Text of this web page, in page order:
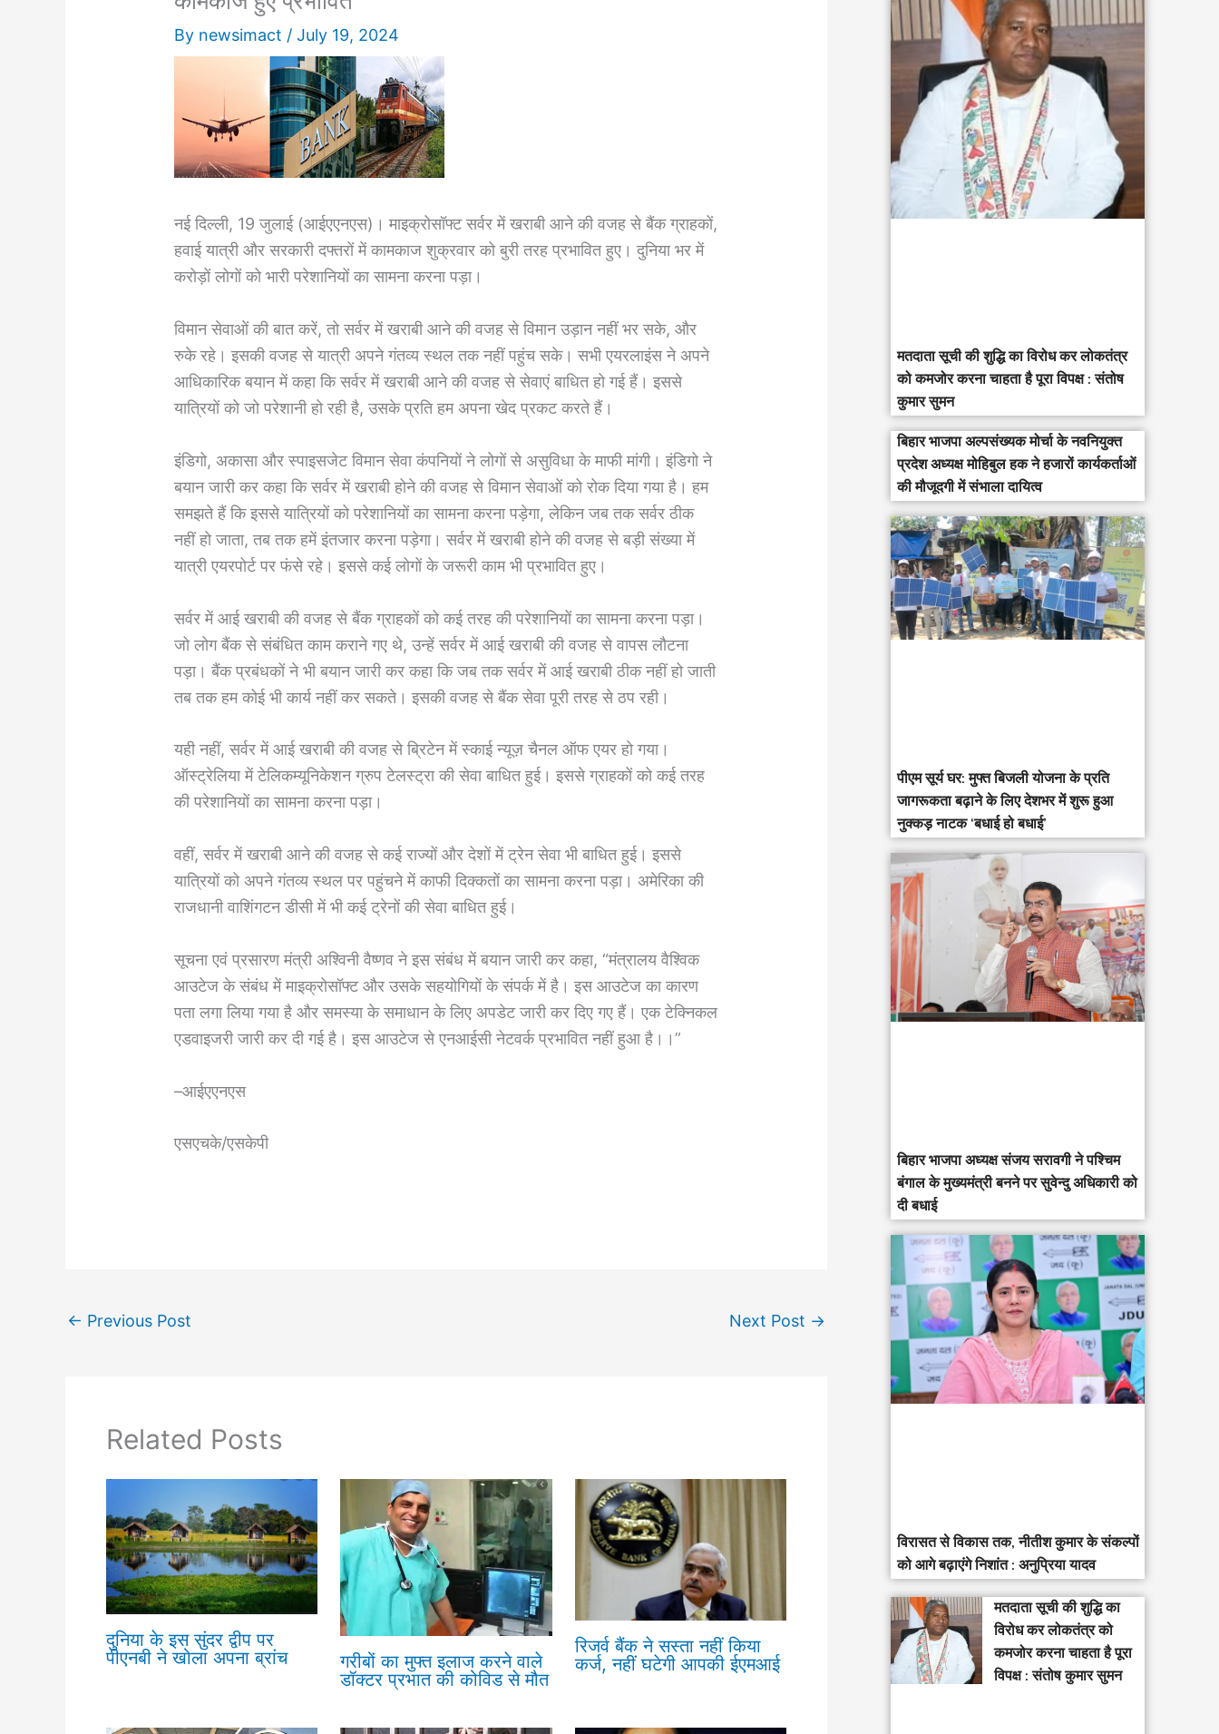
By newsimact /July 19, 2024
नई दिल्ली, 19 जुलाई (आईएएनएस)। माइक्रोसॉफ्ट सर्वर में खराबी आने की वजह से बैंक ग्राहकों,
हवाई यात्री और सरकारी दफ्तरों में कामकाज शुक्रवार को बुरी तरह प्रभावित हुए। दुनिया भर में
करोड़ों लोगों को भारी परेशानियों का सामना करना पड़ा।
विमान सेवाओं की बात करें, तो सर्वर में खराबी आने की वजह से विमान उड़ान नहीं भर सके, और
रुके रहे। इसकी वजह से यात्री अपने गंतव्य स्थल तक नहीं पहुंच सके। सभी एयरलाइंस ने अपने
आधिकारिक बयान में कहा कि सर्वर में खराबी आने की वजह से सेवाएं बाधित हो गई हैं। इससे
यात्रियों को जो परेशानी हो रही है, उसके प्रति हम अपना खेद प्रकट करते हैं।
इंडिगो, अकासा और स्पाइसजेट विमान सेवा कंपनियों ने लोगों से असुविधा के माफी मांगी। इंडिगो ने
बयान जारी कर कहा कि सर्वर में खराबी होने की वजह से विमान सेवाओं को रोक दिया गया है। हम
समझते हैं कि इससे यात्रियों को परेशानियों का सामना करना पड़ेगा, लेकिन जब तक सर्वर ठीक
नहीं हो जाता, तब तक हमें इंतजार करना पड़ेगा। सर्वर में खराबी होने की वजह से बड़ी संख्या में
यात्री एयरपोर्ट पर फंसे रहे। इससे कई लोगों के जरूरी काम भी प्रभावित हुए।
सर्वर में आई खराबी की वजह से बैंक ग्राहकों को कई तरह की परेशानियों का सामना करना पड़ा।
जो लोग बैंक से संबंधित काम कराने गए थे, उन्हें सर्वर में आई खराबी की वजह से वापस लौटना
पड़ा। बैंक प्रबंधकों ने भी बयान जारी कर कहा कि जब तक सर्वर में आई खराबी ठीक नहीं हो जाती
तब तक हम कोई भी कार्य नहीं कर सकते। इसकी वजह से बैंक सेवा पूरी तरह से ठप रही।
यही नहीं, सर्वर में आई खराबी की वजह से ब्रिटेन में स्काई न्यूज़ चैनल ऑफ एयर हो गया।
ऑस्ट्रेलिया में टेलिकम्यूनिकेशन ग्रुप टेलस्ट्रा की सेवा बाधित हुई। इससे ग्राहकों को कई तरह
की परेशानियों का सामना करना पड़ा।
वहीं, सर्वर में खराबी आने की वजह से कई राज्यों और देशों में ट्रेन सेवा भी बाधित हुई। इससे
यात्रियों को अपने गंतव्य स्थल पर पहुंचने में काफी दिक्कतों का सामना करना पड़ा। अमेरिका की
राजधानी वाशिंगटन डीसी में भी कई ट्रेनों की सेवा बाधित हुई।
सूचना एवं प्रसारण मंत्री अश्विनी वैष्णव ने इस संबंध में बयान जारी कर कहा, “मंत्रालय वैश्विक
आउटेज के संबंध में माइक्रोसॉफ्ट और उसके सहयोगियों के संपर्क में है। इस आउटेज का कारण
पता लगा लिया गया है और समस्या के समाधान के लिए अपडेट जारी कर दिए गए हैं। एक टेक्निकल
एडवाइजरी जारी कर दी गई है। इस आउटेज से एनआईसी नेटवर्क प्रभावित नहीं हुआ है।।”
–आईएएनएस
एसएचके/एसकेपी
← Previous Post Next Post →
Related Posts
दुनिया के इस सुंदर द्वीप पर
पीएनबी ने खोला अपना ब्रांच
गरीबों का मुफ्त इलाज करने वाले
डॉक्टर प्रभात की कोविड से मौत
रिजर्व बैंक ने सस्ता नहीं किया
कर्ज, नहीं घटेगी आपकी ईएमआई
मतदाता सूची की शुद्धि का विरोध कर लोकतंत्र
को कमजोर करना चाहता है पूरा विपक्ष : संतोष
कुमार सुमन
बिहार भाजपा अल्पसंख्यक मोर्चा के नवनियुक्त
प्रदेश अध्यक्ष मोहिबुल हक ने हजारों कार्यकर्ताओं
की मौजूदगी में संभाला दायित्व
पीएम सूर्य घर: मुफ्त बिजली योजना के प्रति
जागरूकता बढ़ाने के लिए देशभर में शुरू हुआ
नुक्कड़ नाटक ‘बधाई हो बधाई’
‎बिहार भाजपा अध्यक्ष संजय सरावगी ने पश्चिम
बंगाल के मुख्यमंत्री बनने पर सुवेन्दु अधिकारी को
दी बधाई
विरासत से विकास तक, नीतीश कुमार के संकल्पों
को आगे बढ़ाएंगे निशांत : अनुप्रिया यादव
मतदाता सूची की शुद्धि का
विरोध कर लोकतंत्र को
कमजोर करना चाहता है पूरा
विपक्ष : संतोष कुमार सुमन